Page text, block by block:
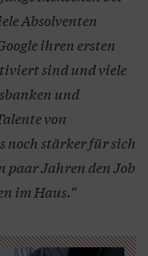
Absolventen
ihren ersten
sind und viele
und
von
noch stärker für sich
paar Jahren den Job
im Haus.“